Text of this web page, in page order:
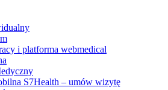
i platforma webmedical
S7Health – umów wizytę